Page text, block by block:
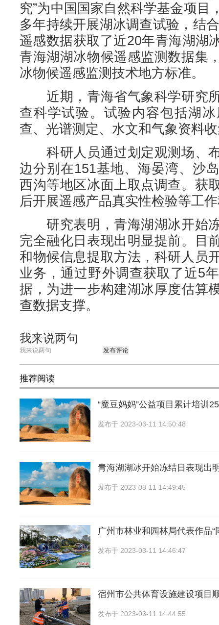
究”为中国国家自然科学基金项目
多年持续开展湖冰调查试验，结
遥感数据获取了近20年青海湖湖
青海湖湖冰物候遥感监测数据集
冰物候遥感监测技术地方标准。
近期，青海省气象科学研究
查科学试验。试验内容包括湖
查、光谱测定、水文和气象资料
科研人员通过划定观测场、
边分别在151基地、海晏湾、沙
西沟等地区冰面上取点调查。获
后开展遥感产品真实性检验等工
研究表明，青海湖湖冰开始
完全融化日表现出明显提前。目
和物候信息提取方法，科研人员
业务，通过野外调查获取了近5
据，为进一步构建湖冰厚度估算
查数据支撑。
我来说两句
发布评论
推荐阅读
“魔豆妈妈”公益项目累计培训
发布于 2023-03-11 14:50:48
青海湖湖冰开始冻结日表现出
发布于 2023-03-11 14:49:45
广州市林业和园林局代表作品“
发布于 2023-03-11 14:46:47
宿州市公共体育设施建设项目
发布于 2023-03-11 14:44:55